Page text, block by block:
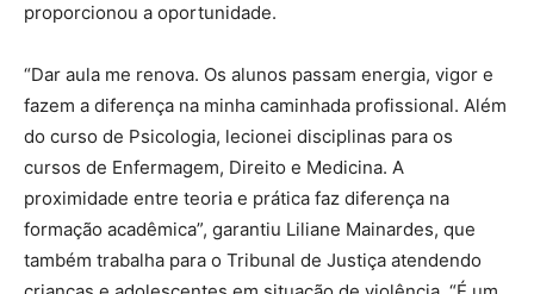
proporcionou a oportunidade.
“Dar aula me renova. Os alunos passam energia, vigor e
fazem a diferença na minha caminhada profissional. Além
do curso de Psicologia, lecionei disciplinas para os
cursos de Enfermagem, Direito e Medicina. A
proximidade entre teoria e prática faz diferença na
formação acadêmica”, garantiu Liliane Mainardes, que
também trabalha para o Tribunal de Justiça atendendo